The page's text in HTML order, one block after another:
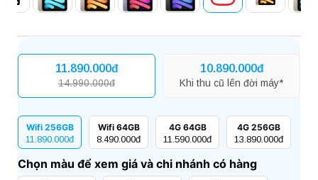
11.890.000đ
14.990.000đ
10.890.000đ
Khi thu cũ lên đời máy*
Wifi 256GB
11.890.000đ
Wifi 64GB
8.490.000đ
4G 64GB
11.590.000đ
4G 256GB
13.890.000đ
Chọn màu để xem giá và chi nhánh có hàng